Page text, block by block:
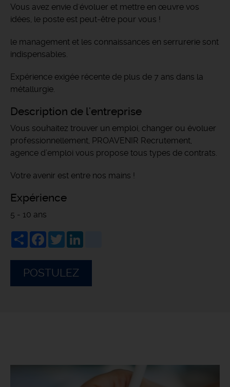
Vous avez envie d'évoluer et mettre en œuvre vos
idées, le poste est peut-être pour vous !
le management et les connaissances en serrurerie sont
indispensables.
Expérience exigée récente de plus de 7 ans dans la
métallurgie.
Description de l'entreprise
Vous souhaitez trouver un emploi, changer ou évoluer
professionnellement, PROAVENIR Recrutement,
agence d’emploi vous propose tous types de contrats.
Votre avenir est entre nos mains !
Expérience
5 - 10 ans
ShareFacebook
Twitter
POSTULEZ